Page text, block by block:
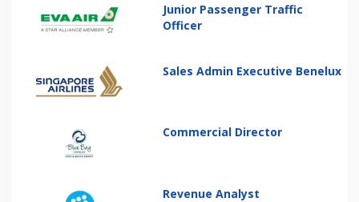
Junior Passenger Traffic
Officer
Sales Admin Executive Benelux
Commercial Director
Revenue Analyst